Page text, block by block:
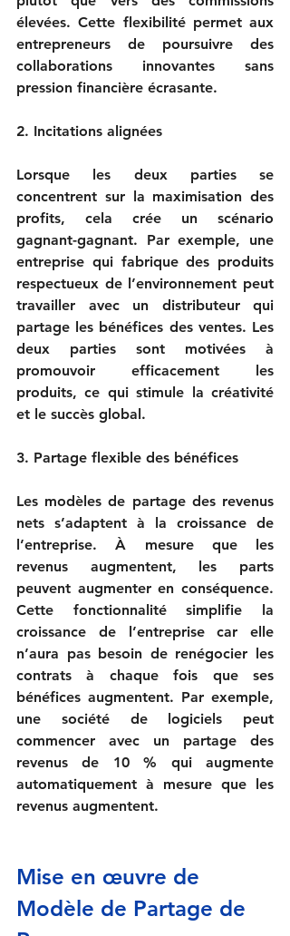
élevées. Cette flexibilité permet aux
entrepreneurs de poursuivre des
collaborations innovantes sans
pression financière écrasante.
2. Incitations alignées
Lorsque les deux parties se
concentrent sur la maximisation des
profits, cela crée un scénario
gagnant-gagnant. Par exemple, une
entreprise qui fabrique des produits
respectueux de l’environnement peut
travailler avec un distributeur qui
partage les bénéfices des ventes. Les
deux parties sont motivées à
promouvoir efficacement les
produits, ce qui stimule la créativité
et le succès global.
3. Partage flexible des bénéfices
Les modèles de partage des revenus
nets s’adaptent à la croissance de
l’entreprise. À mesure que les
revenus augmentent, les parts
peuvent augmenter en conséquence.
Cette fonctionnalité simplifie la
croissance de l’entreprise car elle
n’aura pas besoin de renégocier les
contrats à chaque fois que ses
bénéfices augmentent. Par exemple,
une société de logiciels peut
commencer avec un partage des
revenus de 10 % qui augmente
automatiquement à mesure que les
revenus augmentent.
Mise en œuvre de
Modèle de Partage de